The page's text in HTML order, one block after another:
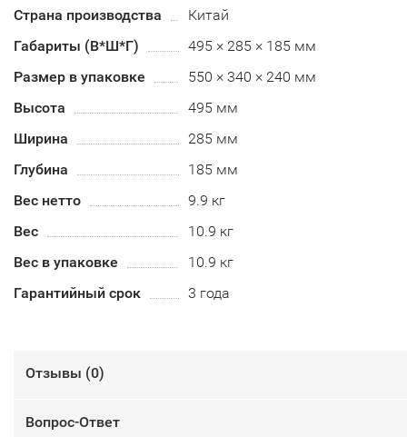
Страна производства
Китай
Габариты (В*Ш*Г)
495 × 285 × 185 мм
Размер в упаковке
550 × 340 × 240 мм
Высота
495 мм
Ширина
285 мм
Глубина
185 мм
Вес нетто
9.9 кг
Вес
10.9 кг
Вес в упаковке
10.9 кг
Гарантийный срок
3 года
Отзывы (0)
Вопрос-Ответ